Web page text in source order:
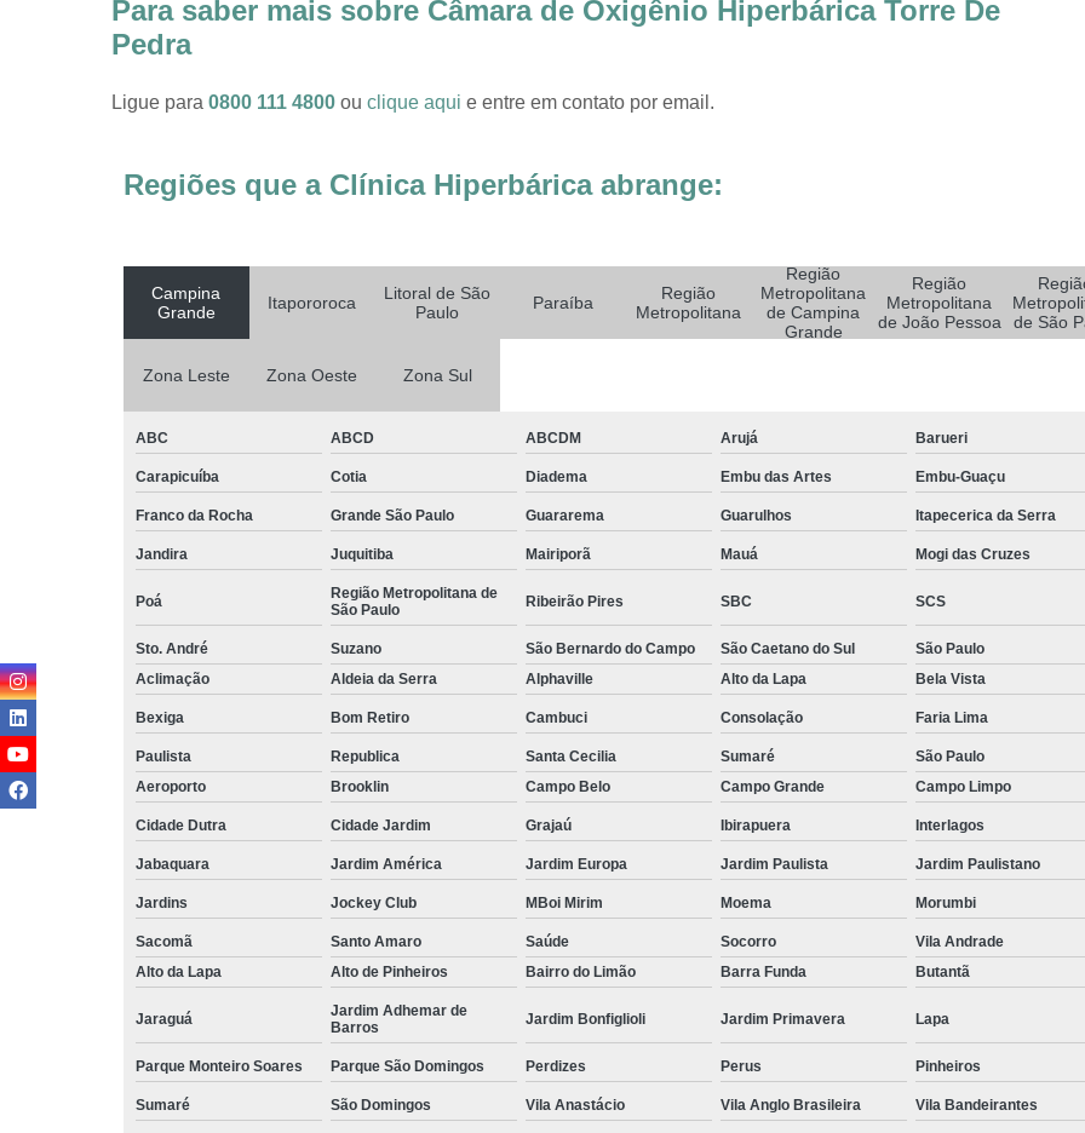
Sistemas Oxigenoterapia em Campina Grande
Sistemas Oxigenoterapia em São Paulo
Feridas Tratamento
Tratamento com Oxigênio
Tratamento de Feridas Enfermagem
Tratamento
Tratamento de Feridas
Tratamento de Feridas
Tratamento para Cicatrização de Feridas
Tratamento Hiperbárico Claudicação Intermitente
Tratamento Hiperbárico de úlcera Varicosa
Tratamento Hiperbárico em Campina Grande
Tratamento Hiperbárico em São Paulo
Tratamento Hiperbárico em Taubaté
Tratamento Hiperbárico para
Tratamento Hiperbárico para Lesão Vascular
Tratamento Câmara Hiperbárica
Tratamento Feridas Câmara
Tratamento Hiperbárica em Campina Grande
Tratamento Hiperbárica em São Paulo
Para saber mais sobre Câmara de Oxigênio Hiperbárica Torre De
Pedra
Ligue para 0800 111 4800 ou clique aqui e entre em contato por email.
Regiões que a Clínica Hiperbárica abrange:
Campina
Grande
Itapororoca
Litoral de São
Paulo
Paraíba
Região
Metropolitana
Região
Metropolitana
de Campina
Grande
Região
Metropolitana
de João Pessoa
de São
Zona Leste Zona Oeste Zona Sul
ABC ABCD ABCDM Arujá Barueri
Carapicuíba Cotia Diadema Embu das Artes Embu-Guaçu
Franco da Rocha Grande São Paulo Guararema Guarulhos Itapecerica da Serra
Jandira Juquitiba Mairiporã Mauá Mogi das Cruzes
Poá
Região Metropolitana de
São Paulo
Ribeirão Pires SBC SCS
Sto. André Suzano São Bernardo do Campo São Caetano do Sul São Paulo
Aclimação
Aldeia da Serra Alphaville Alto da Lapa Bela Vista
Bexiga Bom Retiro Cambuci Consolação Faria Lima
Paulista Republica Santa Cecilia Sumaré São Paulo
Aeroporto
Brooklin Campo Belo Campo Grande Campo Limpo
Cidade Dutra Cidade Jardim Grajaú Ibirapuera Interlagos
Jabaquara Jardim América Jardim Europa Jardim Paulista Jardim Paulistano
Jardins Jockey Club MBoi Mirim Moema Morumbi
Sacomã Santo Amaro Saúde Socorro Vila Andrade
Alto da Lapa
Alto de Pinheiros Bairro do Limão Barra Funda Butantã
Jaraguá
Jardim Adhemar de
Barros
Jardim Bonfiglioli Jardim Primavera Lapa
Parque Monteiro Soares Parque São Domingos Perdizes Perus Pinheiros
Sumaré São Domingos Vila Anastácio Vila Anglo Brasileira Vila Bandeirantes